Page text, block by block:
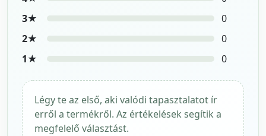
3★
0
2★
0
1★
0
Légy te az első, aki valódi tapasztalatot ír
erről a termékről. Az értékelések segítik a
megfelelő választást.